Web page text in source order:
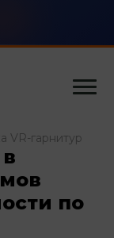
VR-гарнитур
по